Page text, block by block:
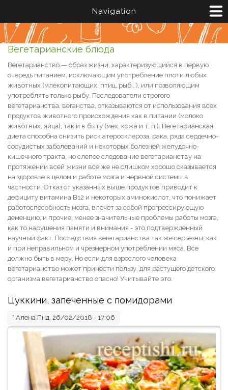
Navigation
Вегетарианские блюда
Вегетарианство — образ жизни, характеризующийся в первую
очередь питанием, исключающим употребление плоти любых
животных (млекопитающих, птиц, рыб...), или позволяющим
употреблять только рыбу. Последователи строгого
вегетарианства, веганства, отказываются от использования всех
продуктов животного происхождения как в питании (молоко
животных, яйца), так и в быту (мех, кожа и т. п.). Вегетарианская
диета способна снизить риск атеросклероза, рака, ряда сердечно-
сосудистых заболеваний и некоторых болезней желудочно-
кишечного тракта, но слепое следование вегетарианству на
протяжении всей жизни все же не слишком хорошо сказывается
на здоровье в целом и работе мозга и нервной системы в
частности. Отказ от указанных выше продуктов приводит к
дефициту витамина В12 и некоторых аминокислот, что понижает
работоспособность мозга, влечет за собой прогрессирующую
деменцию, и прочие, менее значительные проблемы работы мозга,
как то нарушения памяти и внимания - это подтвержденный
научный факт. Последствия вегетарианства так же серьезны, как
и при неправильном и чрезмерном употреблении мяса. Все
должно быть в меру. Но если для взрослого человека
вегетарианство может принести пользу, для растущего детского
организма вегетарианство опасно! Учитывайте это.
Цуккини, запеченные с помидорами
* Алена Пнд, 26/02/2018 - 17:06